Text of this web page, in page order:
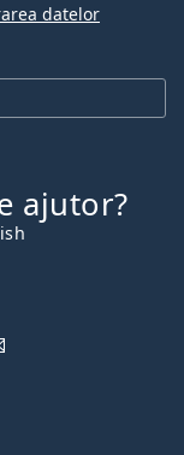
datelor
ajutor?